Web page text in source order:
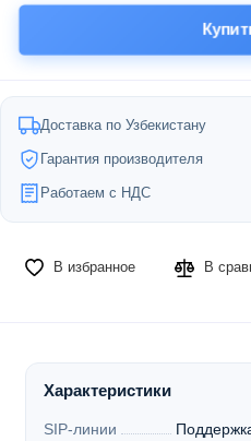
Доставка по Узбекистану
Гарантия производителя
Работаем с НДС
В избранное В
Характеристики
SIP-линии